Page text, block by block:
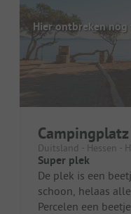
Hier ontbreken nog
Duitsland - Hessen -
Super plek
De plek is een
schoon, helaas
Percelen een